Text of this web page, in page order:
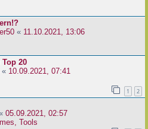
« 11.10.2021, 13:06
20
« 10.09.2021, 07:41
1 2
05.09.2021, 02:57
Tools